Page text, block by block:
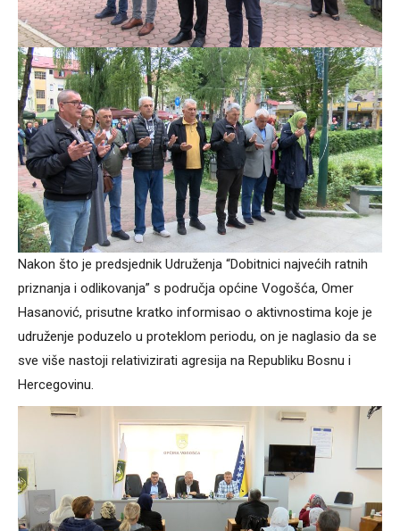
Nakon što je predsjednik Udruženja “Dobitnici najvećih ratnih
priznanja i odlikovanja” s područja općine Vogošća, Omer
Hasanović, prisutne kratko informisao o aktivnostima koje je
udruženje poduzelo u proteklom periodu, on je naglasio da se
sve više nastoji relativizirati agresija na Republiku Bosnu i
Hercegovinu.